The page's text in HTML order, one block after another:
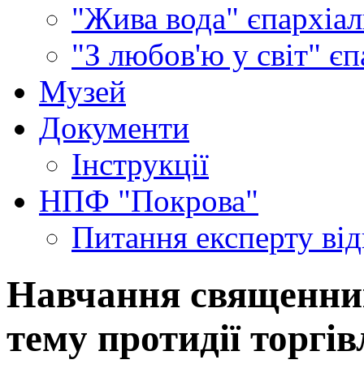
"Жива вода"
"З любов'ю у світ"
Музей
Документи
Інструкції
НПФ "Покрова"
Питання експерту
Навчання
тему протидії